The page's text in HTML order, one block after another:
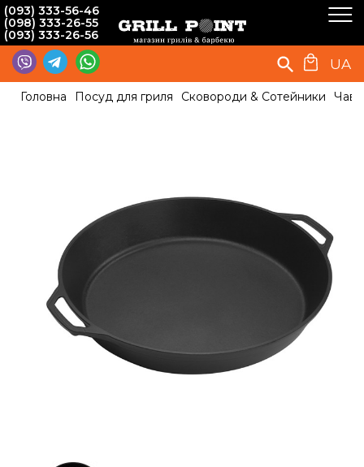
(093) 333-56-46
(098) 333-26-55
(093) 333-26-56
UA
Головна Посуд для гриля Сковороди & Сотейники